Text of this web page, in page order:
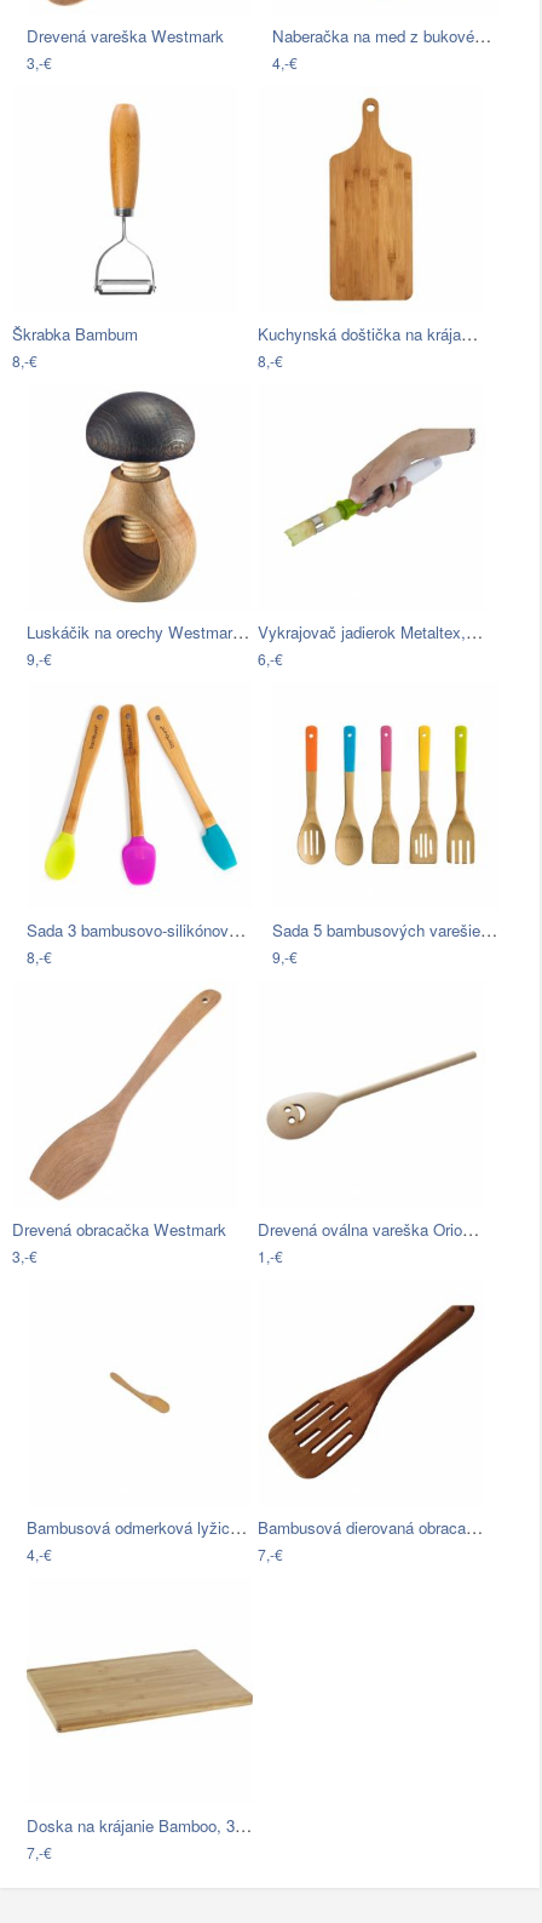
Drevená vareška Westmark
3,-€
Naberačka na med z bukového dreva…
4,-€
Škrabka Bambum
8,-€
Kuchynská doštička na krájanie z…
8,-€
Luskáčik na orechy Westmark Holz
9,-€
Vykrajovač jadierok Metaltex, dĺžka 26…
6,-€
Sada 3 bambusovo-silikónových stierok…
8,-€
Sada 5 bambusových varešiek Housewares
9,-€
Drevená obracačka Westmark
3,-€
Drevená oválna vareška Orion Face,…
1,-€
Bambusová odmerková lyžica Bambum Teme,…
4,-€
Bambusová dierovaná obracačka Capretta,…
7,-€
Doska na krájanie Bamboo, 35/25cm
7,-€